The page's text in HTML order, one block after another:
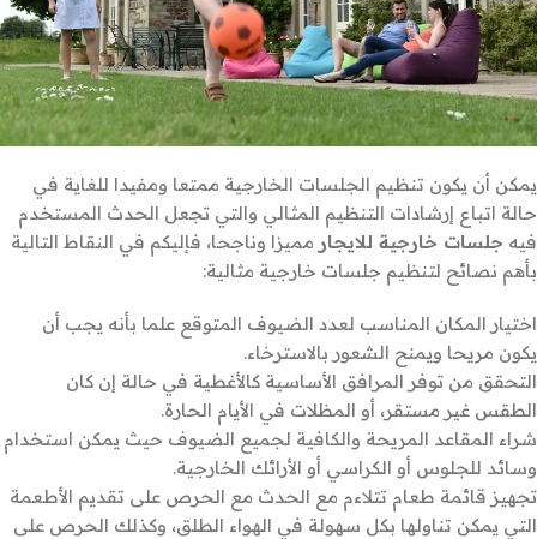
يمكن أن يكون تنظيم الجلسات الخارجية ممتعا ومفيدا للغاية في
حالة اتباع إرشادات التنظيم المثالي والتي تجعل الحدث المستخدم
فيه جلسات خارجية للايجار مميزا وناجحا، فإليكم في النقاط التالية
بأهم نصائح لتنظيم جلسات خارجية مثالية:
اختيار المكان المناسب لعدد الضيوف المتوقع علما بأنه يجب أن
يكون مريحا ويمنح الشعور بالاسترخاء.
التحقق من توفر المرافق الأساسية كالأغطية في حالة إن كان
الطقس غير مستقر، أو المظلات في الأيام الحارة.
شراء المقاعد المريحة والكافية لجميع الضيوف حيث يمكن استخدام
وسائد للجلوس أو الكراسي أو الأرائك الخارجية.
تجهيز قائمة طعام تتلاءم مع الحدث مع الحرص على تقديم الأطعمة
التي يمكن تناولها بكل سهولة في الهواء الطلق، وكذلك الحرص على